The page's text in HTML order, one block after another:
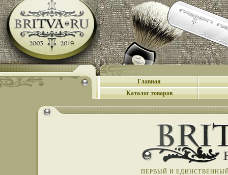
Главная
Каталог товаров
ПЕРВЫЙ И